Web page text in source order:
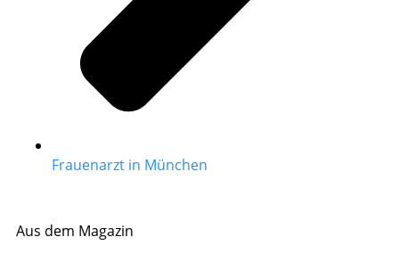
Frauenarzt in München
Aus dem Magazin